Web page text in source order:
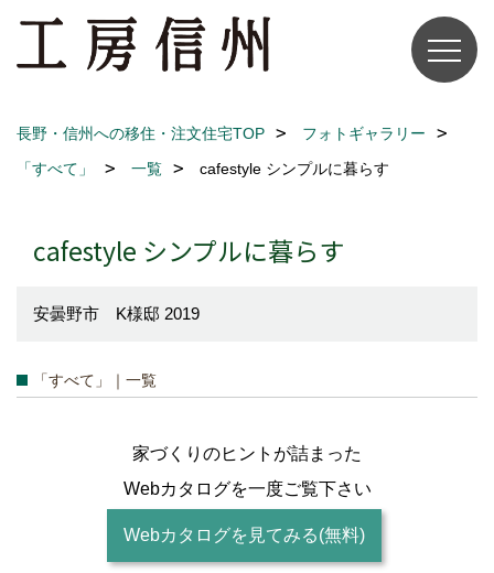
長野・信州への移住・注文住宅TOP
フォトギャラリー
「すべて」
一覧 cafestyle シンプルに暮らす
cafestyle シンプルに暮らす
安曇野市 K様邸 2019
「すべて」｜一覧
家づくりのヒントが詰まった
Webカタログを一度ご覧下さい
Webカタログを見てみる(無料)